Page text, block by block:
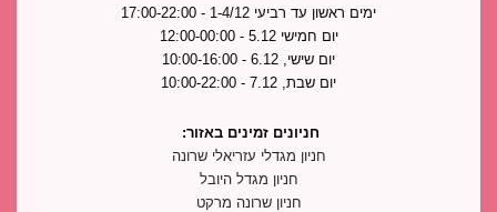
ימים ראשון עד רביעי 1-4/12 - 17:00-22:00
יום חמישי 5.12 - 12:00-00:00
יום שישי, 6.12 - 10:00-16:00
יום שבת, 7.12 - 10:00-22:00
חניונים זמינים באזור:
חניון מגדלי עזריאלי שרונה
חניון מגדל היובל
חניון שרונה מרקט